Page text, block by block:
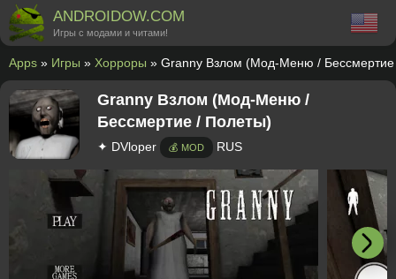
ANDROIDOW.COM
Игры с модами и читами!
Apps » Игры » Хорроры » Granny Взлом (Мод-Меню /
Granny Взлом (Мод-Меню /
Бессмертие / Полеты)
✦ DVloper 💰 MOD RUS